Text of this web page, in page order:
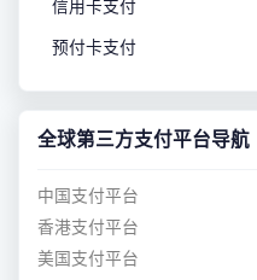
信用卡支付
预付卡支付
全球第三方支付平台导航
中国支付平台
香港支付平台
美国支付平台